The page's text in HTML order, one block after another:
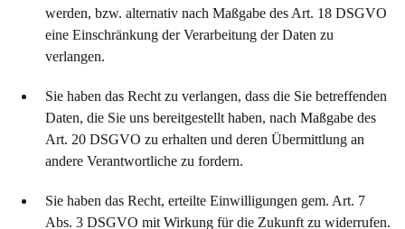
werden, bzw. alternativ nach Maßgabe des Art. 18 DSGVO
eine Einschränkung der Verarbeitung der Daten zu
verlangen.
Sie haben das Recht zu verlangen, dass die Sie betreffenden
Daten, die Sie uns bereitgestellt haben, nach Maßgabe des
Art. 20 DSGVO zu erhalten und deren Übermittlung an
andere Verantwortliche zu fordern.
Sie haben das Recht, erteilte Einwilligungen gem. Art. 7
Abs. 3 DSGVO mit Wirkung für die Zukunft zu widerrufen.